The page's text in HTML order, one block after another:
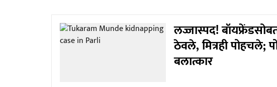
लज्जास्पद!
ठेवले, मित्रही पोहचले;
बलात्कार